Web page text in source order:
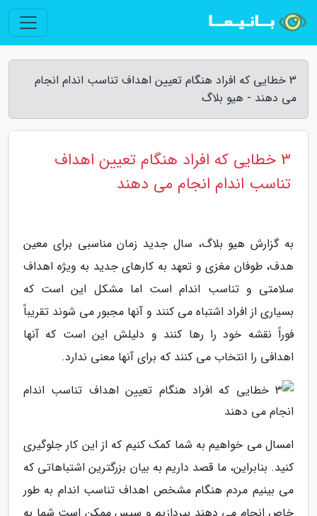
3 خطایی که افراد هنگام تعیین اهداف تناسب اندام انجام
می دهند - هیو بلاگ
3 خطایی که افراد هنگام تعیین اهداف
تناسب اندام انجام می دهند
به گزارش هیو بلاگ، سال جدید زمان مناسبی برای معین
هدف، طوفان مغزی و تعهد به کارهای جدید به ویژه اهداف
سلامتی و تناسب اندام است اما مشکل این است که
بسیاری از افراد اشتباه می کنند و آنها مجبور می شوند تقریباً
فوراً نقشه خود را رها کنند و دلیلش این است که آنها
اهدافی را انتخاب می کنند که برای آنها معنی ندارد.
امسال می خواهیم به شما کمک کنیم که از این کار جلوگیری
کنید. بنابراین، ما قصد داریم به بیان بزرگترین اشتباهاتی که
می بینیم مردم هنگام مشخص اهداف تناسب اندام به طور